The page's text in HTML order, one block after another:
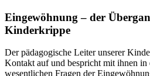
Eingewöhnung – der
Kinderkrippe
Der pädagogische Leiter unserer
Kontakt auf und bespricht mit ihnen in
wesentlichen Fragen der